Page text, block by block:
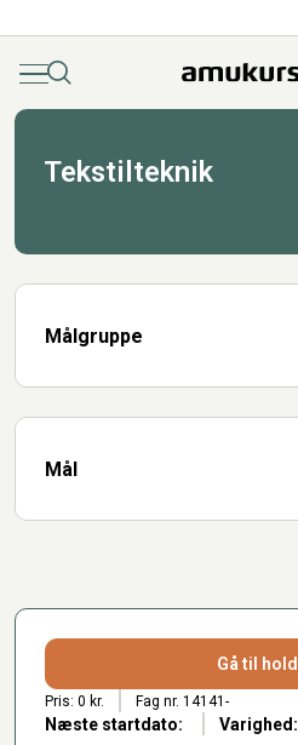
MenuSøg
Tekstilteknik
Målgruppe
Mål
Gå til hold
Pris: 0 kr. Fag nr. 14141-
Næste startdato: Varighed: